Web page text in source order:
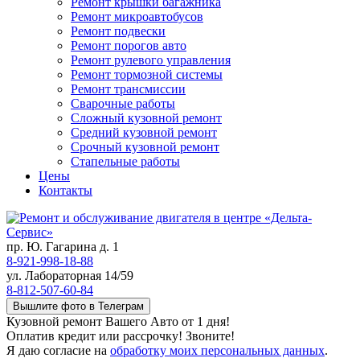
Ремонт микроавтобусов
Ремонт подвески
Ремонт порогов авто
Ремонт рулевого управления
Ремонт тормозной системы
Ремонт трансмиссии
Сварочные работы
Сложный кузовной ремонт
Средний кузовной ремонт
Срочный кузовной ремонт
Стапельные работы
Цены
Контакты
пр. Ю. Гагарина д. 1
8-921-998-18-88
ул. Лабораторная 14/59
8-812-507-60-84
Вышлите фото в Телеграм
Кузовной ремонт Вашего Авто от 1 дня!
Оплатив кредит или рассрочку! Звоните!
Я даю согласие на обработку моих персональных данных.